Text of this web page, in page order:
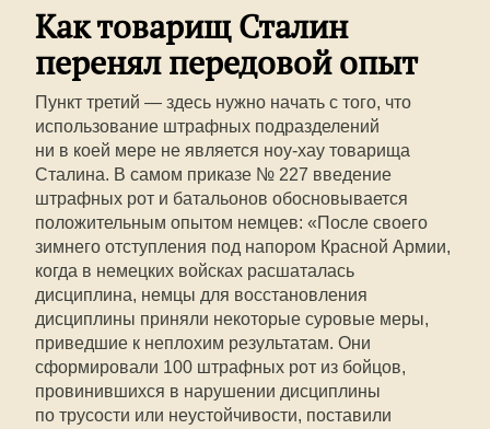
Как товарищ Сталин
перенял передовой опыт
Пункт третий — здесь нужно начать с того, что
использование штрафных подразделений
ни в коей мере не является ноу-хау товарища
Сталина. В самом приказе № 227 введение
штрафных рот и батальонов обосновывается
положительным опытом немцев: «После своего
зимнего отступления под напором Красной Армии,
когда в немецких войсках расшаталась
дисциплина, немцы для восстановления
дисциплины приняли некоторые суровые меры,
приведшие к неплохим результатам. Они
сформировали 100 штрафных рот из бойцов,
провинившихся в нарушении дисциплины
по трусости или неустойчивости, поставили